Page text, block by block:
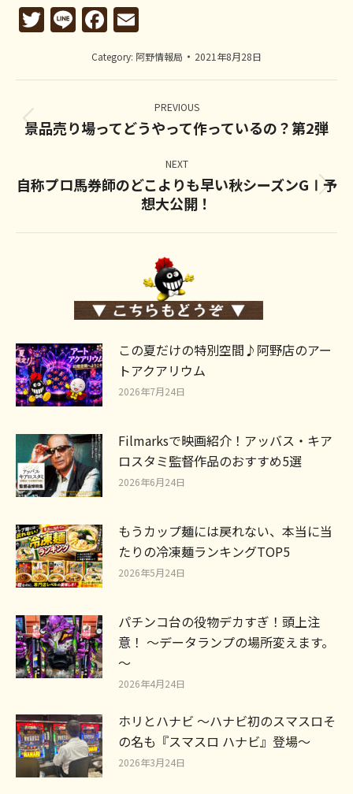
Twitter
LineFacebook
Category: 阿野情報局 2021年8月28日
navigation
PREVIOUS
Previous
景品売り場ってどうやって作っているの？第2弾
NEXT
Next
post:
自称プロ馬券師のどこよりも早い秋シーズンGⅠ予
想大公開！
この夏だけの特別空間♪阿野店のアー
トアクアリウム
2026年7月24日
Filmarksで映画紹介！アッバス・キア
ロスタミ監督作品のおすすめ5選
2026年6月24日
もうカップ麺には戻れない、本当に当
たりの冷凍麺ランキングTOP5
2026年5月24日
パチンコ台の役物デカすぎ！頭上注
意！ ～データランプの場所変えます。
～
2026年4月24日
ホリとハナビ ～ハナビ初のスマスロそ
の名も『スマスロ ハナビ』登場～
2026年3月24日